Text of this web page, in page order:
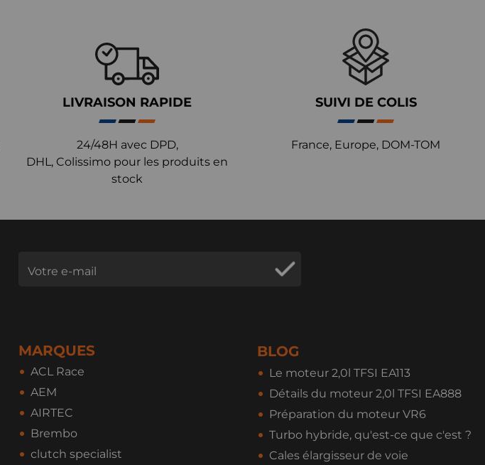
LIVRAISON RAPIDE
24/48H avec DPD,
DHL, Colissimo pour les produits en
stock
SUIVI DE COLIS
France, Europe, DOM-TOM
MARQUES
ACL Race
AEM
AIRTEC
Brembo
clutch specialist
BLOG
Le moteur 2,0l TFSI EA113
Détails du moteur 2,0l TFSI EA888
Préparation du moteur VR6
Turbo hybride, qu'est-ce que c'est ?
Cales élargisseur de voie